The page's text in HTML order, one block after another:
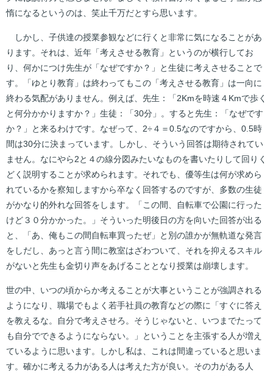
惰になるというのは、笑止千万だとすら思います。
しかし、子供達の授業参観などに行くと非常に気になることがあ
ります。それは、近年「考えさせる教育」というのが横行してお
り、何かにつけ先生が「なぜですか？」と生徒に考えさせることで
す。「ゆとり教育」は終わってもこの「考えさせる教育」は一向に
終わる気配がありません。例えば、先生：「2Kmを時速４Kmで歩く
と何分かかりますか？」生徒：「30分」。すると先生：「なぜです
か？」と来るわけです。なぜって、2÷４＝0.5なのですから、0.5時
間は30分に決まっています。しかし、そういう回答は期待されてい
ません。なにやら2と４の線分図みたいなものを書いたりして回りく
どく説明することが求められます。それでも、優等生は何が求めら
れているかを察知しますから卒なく回答するのですが、多数の生徒
がかなり的外れな回答をします。「この間、自転車で公園に行った
けど３０分かかった。」そういった明後日の方を向いた回答が出る
と、「あ、俺もこの間自転車買ったぜ」と別の誰かが無軌道な発言
をしだし、あっと言う間に教室はざわついて、それを抑えるスキル
がないと先生も金切り声をあげることとなり授業は崩壊します。
世の中、いつの頃からか考えることが大事ということが強調される
ようになり、職場でもよく若手社員の教育などの際に「すぐに答え
を教えるな。自分で考えさせろ。そうじゃないと、いつまでたって
も自分でできるようにならない。」ということを主張する人が増え
ているように思います。しかし私は、これは間違っていると思いま
す。確かに考える力がある人は考えた方が良い。その力がある人